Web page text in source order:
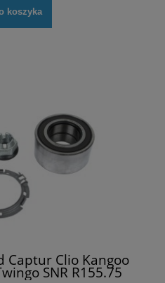
koszyka
Captur Clio Kangoo
SNR R155.75